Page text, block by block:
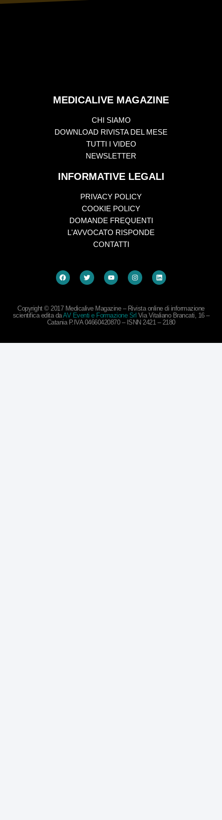
MEDICALIVE MAGAZINE
CHI SIAMO
DOWNLOAD RIVISTA DEL MESE
TUTTI I VIDEO
NEWSLETTER
INFORMATIVE LEGALI
PRIVACY POLICY
COOKIE POLICY
DOMANDE FREQUENTI
L'AVVOCATO RISPONDE
CONTATTI
Copyright © 2017 Medicalive Magazine – Rivista online di informazione
scientifica edita daAV Eventi e Formazione Srl Via Vitaliano Brancati, 16 –
Catania P.IVA 04660420870 – ISNN 2421 – 2180